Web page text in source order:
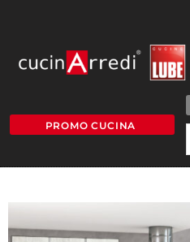
PROMO CUCINA